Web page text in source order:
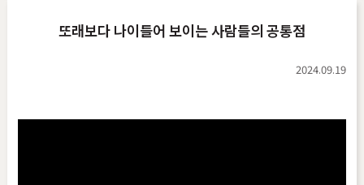
또래보다 나이들어 보이는 사람들의 공통점
2024.09.19